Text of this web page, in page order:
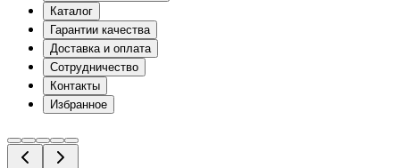
Каталог
Гарантии качества
Доставка и оплата
Сотрудничество
Контакты
Избранное